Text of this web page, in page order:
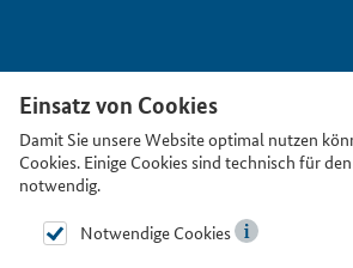
Einsatz von Cookies
Damit Sie unsere Website optimal nutzen
Cookies. Einige Cookies sind technisch für
notwendig.
Notwendige Cookies